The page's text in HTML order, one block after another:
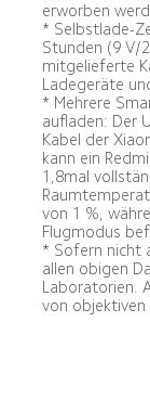
erworben
* Selbstlade-
Stunden (9 V/
mitgelieferte
Ladegeräte
* Mehrere
aufladen: Der
Kabel der
kann ein
1,8mal
von 1 %,
Flugmodus
* Sofern nicht
allen obigen
Laboratorien.
von objektiven